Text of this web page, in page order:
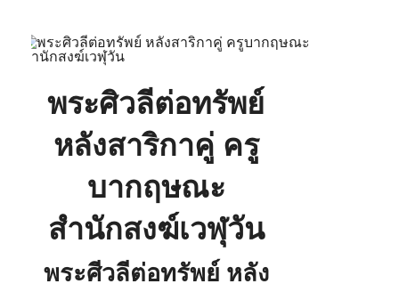
พระศิวลีต่อทรัพย์
หลังสาริกาคู่ ครู
บากฤษณะ
สำนักสงฆ์เวฬุวัน
พระศีวลีต่อทรัพย์ หลัง